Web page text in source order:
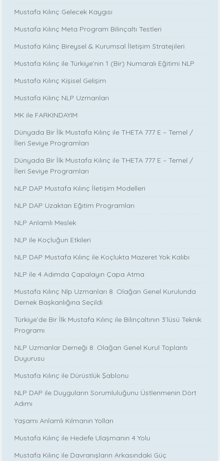
Mustafa Kılınç Gelecek Kaygısı
Mustafa Kılınç Meta Program Bilinçaltı Testleri
Mustafa Kılınç Bireysel & Kurumsal İletişim Stratejileri
Mustafa Kılınç ile Türkiye’nin 1 (Bir) Numaralı Eğitimi NLP
Mustafa Kılınç Kişisel Gelişim
Mustafa Kılınç NLP Uzmanları
MK ile FARKINDAYIM
Dünyada Bir İlk Mustafa Kılınç ile THETA 777 E – Temel /
İleri Seviye Programları
Dünyada Bir İlk Mustafa Kılınç ile THETA 777 E – Temel /
İleri Seviye Programları
NLP DAP Mustafa Kılınç İletişim Modelleri
NLP DAP Uzaktan Eğitim Programları
NLP Anlamlı Meslek
NLP ile Koçluğun Etkileri
NLP DAP Mustafa Kılınç ile Koçlukta Mazeret Yok Kalıbı
NLP ile 4 Adımda Çapalayın Çapa Atma
Mustafa Kılınç Nlp Uzmanları 8. Olağan Genel Kurulunda
Dernek Başkanlığına Seçildi
Türkiye’de Bir İlk Mustafa Kılınç ile Bilinçaltının 3’lüsü Teknik
Programı
NLP Uzmanlar Derneği 8. Olağan Genel Kurul Toplantı
Duyurusu
Mustafa Kılınç ile Dürüstlük Şablonu
NLP DAP ile Duyguların Sorumluluğunu Üstlenmenin Dört
Adımı
Yaşamı Anlamlı Kılmanın Yolları
Mustafa Kılınç ile Hedefe Ulaşmanın 4 Yolu
Mustafa Kılınç ile Davranışların Arkasındaki Güç